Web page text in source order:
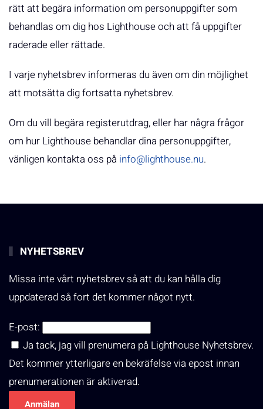
rätt att begära information om personuppgifter som
behandlas om dig hos Lighthouse och att få uppgifter
raderade eller rättade.
I varje nyhetsbrev informeras du även om din möjlighet
att motsätta dig fortsatta nyhetsbrev.
Om du vill begära registerutdrag, eller har några frågor
om hur Lighthouse behandlar dina personuppgifter,
vänligen kontakta oss på info@lighthouse.nu.
NYHETSBREV
Missa inte vårt nyhetsbrev så att du kan hålla dig
uppdaterad så fort det kommer något nytt.
E-post:
Ja tack, jag vill prenumera på Lighthouse Nyhetsbrev.
Det kommer ytterligare en bekräfelse via epost innan
prenumerationen är aktiverad.